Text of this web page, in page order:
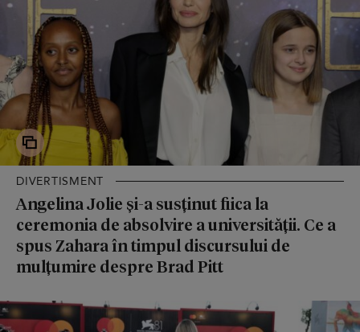
DIVERTISMENT
Angelina Jolie și-a susținut fiica la
ceremonia de absolvire a universității. Ce a
spus Zahara în timpul discursului de
mulțumire despre Brad Pitt